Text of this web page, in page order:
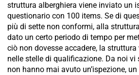
struttura alberghiera viene inviato un
questionario con 100 items. Se di
più di sette non conformi, alla
dato un certo periodo di tempo per
ciò non dovesse accadere, la struttura
nelle stelle di qualificazione. Da noi vi
non hanno mai avuto un’ispezione,